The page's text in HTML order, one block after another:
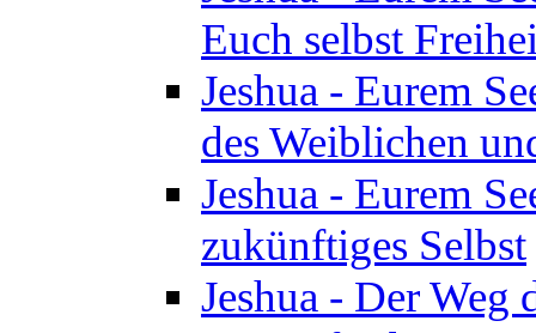
Euch selbst
Jeshua - Eurem
des Weiblichen
Jeshua - Eurem
zukünftiges Selbst
Jeshua - Der Weg